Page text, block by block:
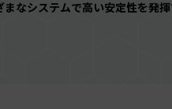
なシステムで高い安定性を発